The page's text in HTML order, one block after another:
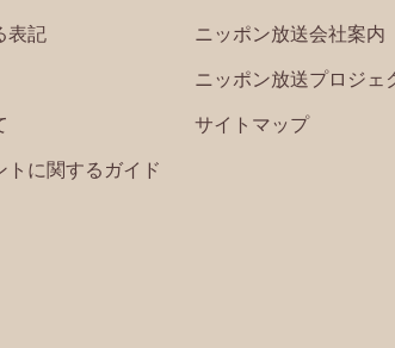
表記
トに関するガイド
ニッポン放送会社案内
ニッポン放送プロジェ
サイトマップ